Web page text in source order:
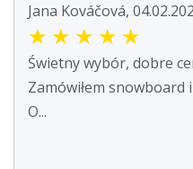
Jana Kováčová,
★ ★ ★ ★ ★
Świetny wybór, dobre
Zamówiłem snowboard
O...